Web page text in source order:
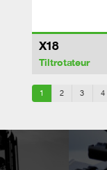
X18
Tiltrotateur
1 2 3 4